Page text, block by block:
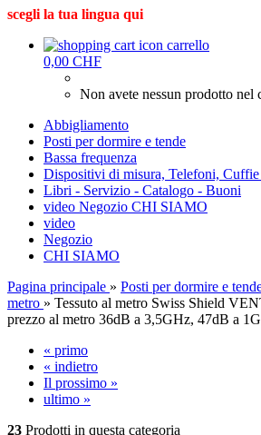
scegli la tua lingua qui
carrello
0,00 CHF
Non avete nessun prodotto nel
Abbigliamento
Posti per dormire e tende
Bassa frequenza
Dispositivi di misura, Telefoni, Cuffie
Libri - Servizio - Catalogo - Buoni
video Negozio CHI SIAMO
video
Negozio
CHI SIAMO
Pagina principale » Posti per dormire e
metro » Tessuto al metro Swiss Shield
prezzo al metro 36dB a 3,5GHz, 47dB a
« primo
« indietro
Il prossimo »
ultimo »
23 Prodotti in questa categoria